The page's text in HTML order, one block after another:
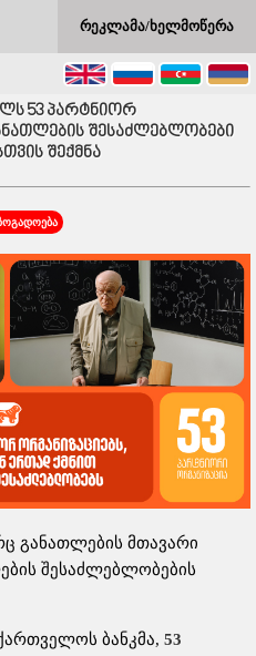
რეკლამა/ხელმოწერა
53 პარტნიორ
შესაძლებლობები
შექმნა
განათლების მთავარი
შესაძლებლობების
ბანკმა, 53